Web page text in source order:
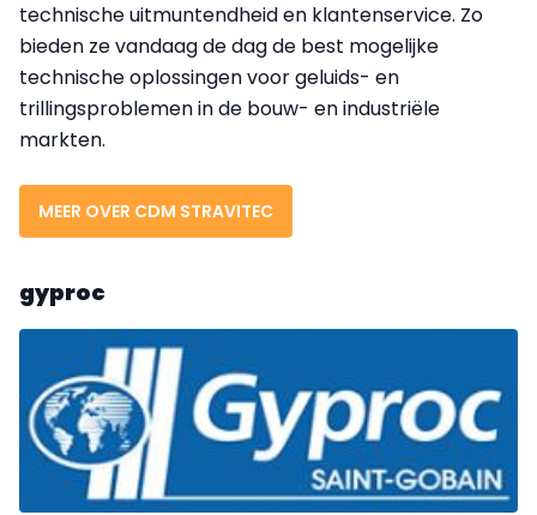
technische uitmuntendheid en klantenservice. Zo
bieden ze vandaag de dag de best mogelijke
technische oplossingen voor geluids- en
trillingsproblemen in de bouw- en industriële
markten.
MEER OVER CDM STRAVITEC
gyproc